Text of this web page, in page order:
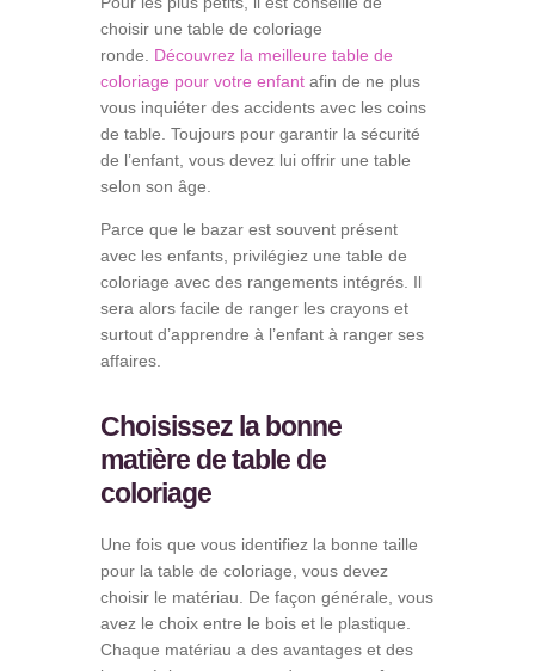
choisir une table de coloriage
ronde. Découvrez la meilleure table de
coloriage pour votre enfant afin de ne plus
vous inquiéter des accidents avec les coins
de table. Toujours pour garantir la sécurité
de l’enfant, vous devez lui offrir une table
selon son âge.
Parce que le bazar est souvent présent
avec les enfants, privilégiez une table de
coloriage avec des rangements intégrés. Il
sera alors facile de ranger les crayons et
surtout d’apprendre à l’enfant à ranger ses
affaires.
Choisissez la bonne
matière de table de
coloriage
Une fois que vous identifiez la bonne taille
pour la table de coloriage, vous devez
choisir le matériau. De façon générale, vous
avez le choix entre le bois et le plastique.
Chaque matériau a des avantages et des